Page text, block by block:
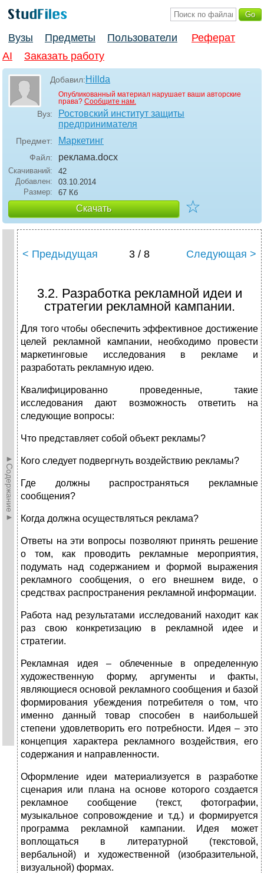
Вузы Предметы Пользователи
Реферат
AI
Заказать работу
Добавил:Hillda
Опубликованный материал нарушает ваши авторские
права? Сообщите нам.
Вуз:
Ростовский институт защиты
предпринимателя
Предмет: Маркетинг
Файл: реклама.docx
Скачиваний:
42
Добавлен:
03.10.2014
Размер:
67 Кб
Скачать ☆
►Содержание►
< Предыдущая 3 / 8 Следующая >
3.2. Разработка рекламной идеи и
стратегии рекламной кампании.
Для того чтобы обеспечить эффективное достижение
целей рекламной кампании, необходимо провести
маркетинговые исследования в рекламе и
разработать рекламную идею.
Квалифицированно проведенные, такие
исследования дают возможность ответить на
следующие вопросы:
Что представляет собой объект рекламы?
Кого следует подвергнуть воздействию рекламы?
Где должны распространяться рекламные
сообщения?
Когда должна осуществляться реклама?
Ответы на эти вопросы позволяют принять решение
о том, как проводить рекламные мероприятия,
подумать над содержанием и формой выражения
рекламного сообщения, о его внешнем виде, о
средствах распространения рекламной информации.
Работа над результатами исследований находит как
раз свою конкретизацию в рекламной идее и
стратегии.
Рекламная идея – облеченные в определенную
художественную форму, аргументы и факты,
являющиеся основой рекламного сообщения и базой
формирования убеждения потребителя о том, что
именно данный товар способен в наибольшей
степени удовлетворить его потребности. Идея – это
концепция характера рекламного воздействия, его
содержания и направленности.
Оформление идеи материализуется в разработке
сценария или плана на основе которого создается
рекламное сообщение (текст, фотографии,
музыкальное сопровождение и т.д.) и формируется
программа рекламной кампании. Идея может
воплощаться в литературной (текстовой,
вербальной) и художественной (изобразительной,
визуальной) формах.